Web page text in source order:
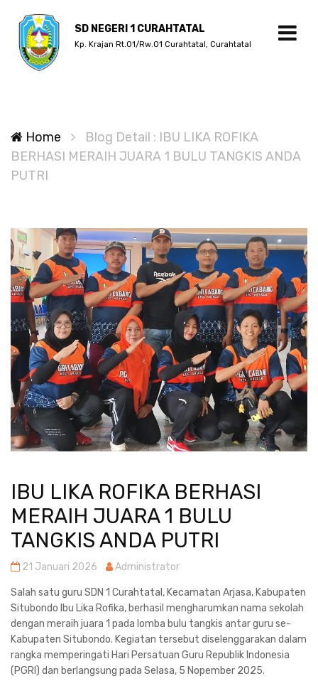
SD NEGERI 1 CURAHTATAL
Kp. Krajan Rt.01/Rw.01 Curahtatal, Curahtatal
Home
Blog Detail : IBU LIKA ROFIKA
BERHASI MERAIH JUARA 1 BULU TANGKIS ANDA
PUTRI
IBU LIKA ROFIKA BERHASI
MERAIH JUARA 1 BULU
TANGKIS ANDA PUTRI
21 Januari 2026 Administrator
Salah satu guru SDN 1 Curahtatal, Kecamatan Arjasa, Kabupaten
Situbondo Ibu Lika Rofika, berhasil mengharumkan nama sekolah
dengan meraih juara 1 pada lomba bulu tangkis antar guru se-
Kabupaten Situbondo. Kegiatan tersebut diselenggarakan dalam
rangka memperingati Hari Persatuan Guru Republik Indonesia
(PGRI) dan berlangsung pada Selasa, 5 Nopember 2025.